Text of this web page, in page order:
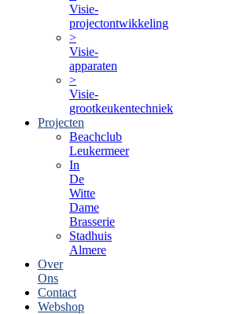
Visie-
projectontwikkeling
>
Visie-
apparaten
>
Visie-
grootkeukentechniek
Projecten
Beachclub
Leukermeer
In
De
Witte
Dame
Brasserie
Stadhuis
Almere
Over
Ons
Contact
Webshop